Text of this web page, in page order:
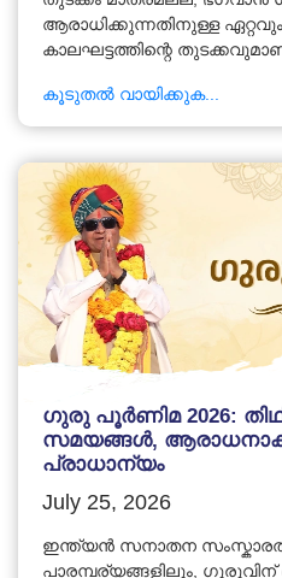
ആരാധിക്കുന്നതിനുള്ള
കാലഘട്ടത്തിന്റെ
കൂടുതൽ വായിക്കുക...
ഗുരു പൂർണിമ 2026:
സമയങ്ങൾ,
പ്രാധാന്യം
July 25, 2026
ഇന്ത്യൻ സനാതന
പാരമ്പര്യങ്ങളിലും,